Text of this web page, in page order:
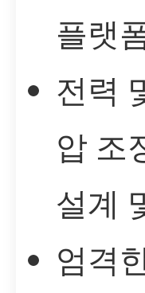
플랫
전력
압 조
설계
엄격